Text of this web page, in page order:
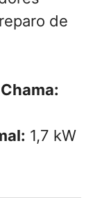
de
1,7 kW